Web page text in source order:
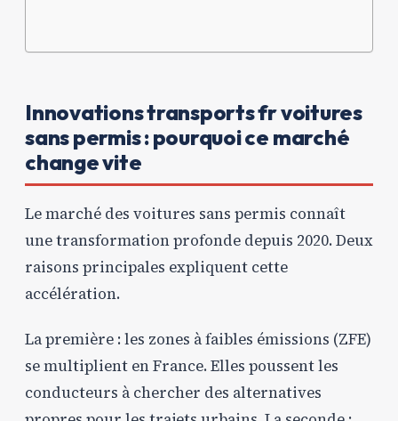
Innovations transports fr voitures
sans permis : pourquoi ce marché
change vite
Le marché des voitures sans permis connaît
une transformation profonde depuis 2020. Deux
raisons principales expliquent cette
accélération.
La première : les zones à faibles émissions (ZFE)
se multiplient en France. Elles poussent les
conducteurs à chercher des alternatives